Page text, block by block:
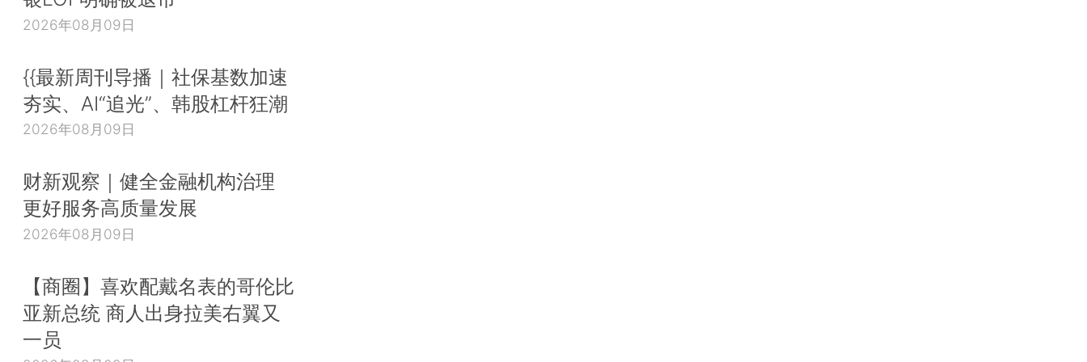
2026年08月09日
{{最新周刊导播｜社保基数加速
夯实、AI“追光”、韩股杠杆狂潮
2026年08月09日
财新观察｜健全金融机构治理
更好服务高质量发展
2026年08月09日
【商圈】喜欢配戴名表的哥伦比
亚新总统 商人出身拉美右翼又
一员